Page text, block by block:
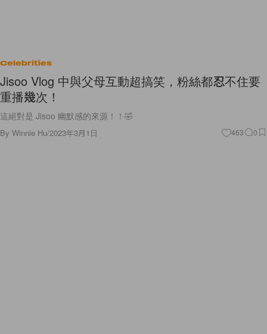
Celebrities
Jisoo Vlog 中與父母互動超搞笑，粉絲都忍不住要
重播幾次！
這絕對是 Jisoo 幽默感的來源！！🤣
By Winnie Hu/2023年3月1日 463 0